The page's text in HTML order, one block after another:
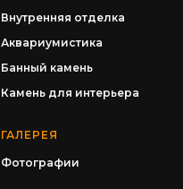
Внутренняя отделка
Аквариумистика
Банный камень
Камень для интерьера
ГАЛЕРЕЯ
Фотографии